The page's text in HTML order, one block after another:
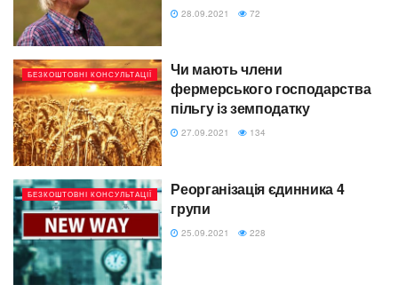
28.09.2021 72
БЕЗКОШТОВНІ КОНСУЛЬТАЦІЇ
Чи мають члени
фермерського господарства
пільгу із земподатку
27.09.2021 134
БЕЗКОШТОВНІ КОНСУЛЬТАЦІЇ
Реорганізація єдинника 4
групи
25.09.2021 228